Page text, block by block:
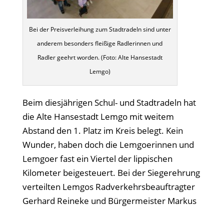
Bei der Preisverleihung zum Stadtradeln sind unter
anderem besonders fleißige Radlerinnen und
Radler geehrt worden. (Foto: Alte Hansestadt
Lemgo)
Beim diesjährigen Schul- und Stadtradeln hat
die Alte Hansestadt Lemgo mit weitem
Abstand den 1. Platz im Kreis belegt. Kein
Wunder, haben doch die Lemgoerinnen und
Lemgoer fast ein Viertel der lippischen
Kilometer beigesteuert. Bei der Siegerehrung
verteilten Lemgos Radverkehrsbeauftragter
Gerhard Reineke und Bürgermeister Markus